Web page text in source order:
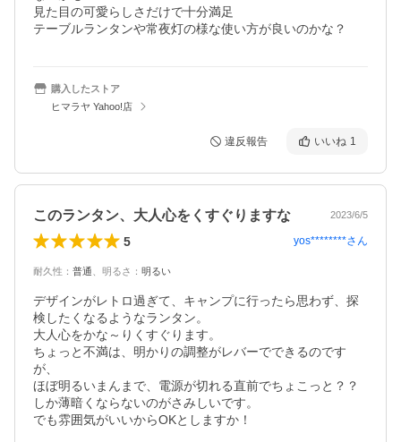
見た目の可愛らしさだけで十分満足
テーブルランタンや常夜灯の様な使い方が良いのかな？
購入したストア
ヒマラヤ Yahoo!店
違反報告 いいね 1
このランタン、大人心をくすぐりますな 2023/6/5
5 yos********さん
耐久性 ： 普通 明るさ ： 明るい
デザインがレトロ過ぎて、キャンプに行ったら思わず、探
検したくなるようなランタン。
大人心をかな～りくすぐります。
ちょっと不満は、明かりの調整がレバーでできるのです
が、
ほぼ明るいまんまで、電源が切れる直前でちょこっと？？
しか薄暗くならないのがさみしいです。
でも雰囲気がいいからOKとしますか！